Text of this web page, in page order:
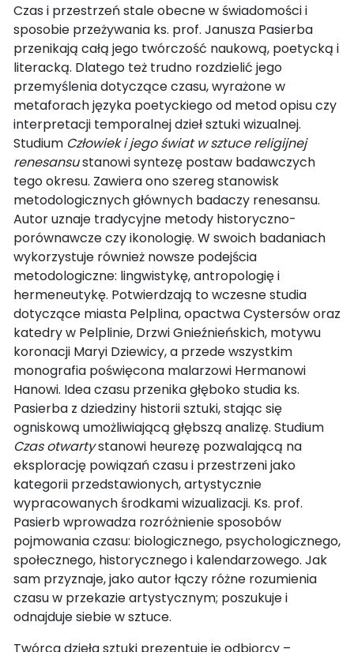
Czas i przestrzeń stale obecne w świadomości i
sposobie przeżywania ks. prof. Janusza Pasierba
przenikają całą jego twórczość naukową, poetycką i
literacką. Dlatego też trudno rozdzielić jego
przemyślenia dotyczące czasu, wyrażone w
metaforach języka poetyckiego od metod opisu czy
interpretacji temporalnej dzieł sztuki wizualnej.
Studium Człowiek i jego świat w sztuce religijnej
renesansustanowi syntezę postaw badawczych
tego okresu. Zawiera ono szereg stanowisk
metodologicznych głównych badaczy renesansu.
Autor uznaje tradycyjne metody historyczno-
porównawcze czy ikonologię. W swoich badaniach
wykorzystuje również nowsze podejścia
metodologiczne: lingwistykę, antropologię i
hermeneutykę. Potwierdzają to wczesne studia
dotyczące miasta Pelplina, opactwa Cystersów oraz
katedry w Pelplinie, Drzwi Gnieźnieńskich, motywu
koronacji Maryi Dziewicy, a przede wszystkim
monografia poświęcona malarzowi Hermanowi
Hanowi. Idea czasu przenika głęboko studia ks.
Pasierba z dziedziny historii sztuki, stając się
ogniskową umożliwiającą głębszą analizę. Studium
Czas otwartystanowi heurezę pozwalającą na
eksplorację powiązań czasu i przestrzeni jako
kategorii przedstawionych, artystycznie
wypracowanych środkami wizualizacji. Ks. prof.
Pasierb wprowadza rozróżnienie sposobów
pojmowania czasu: biologicznego, psychologicznego,
społecznego, historycznego i kalendarzowego. Jak
sam przyznaje, jako autor łączy różne rozumienia
czasu w przekazie artystycznym; poszukuje i
odnajduje siebie w sztuce.